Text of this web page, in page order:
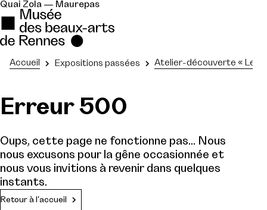
Quai Zola — Maurepas
Accueil Expositions passées Atelier-découverte « Les
Erreur 500
Oups, cette page ne fonctionne pas... Nous
nous excusons pour la gêne occasionnée et
nous vous invitions à revenir dans quelques
instants.
Retour à l'accueil